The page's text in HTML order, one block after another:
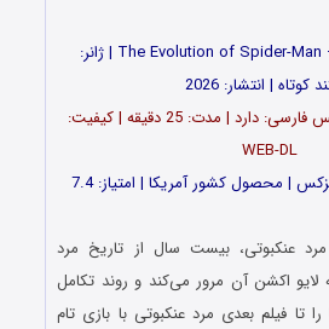
– The Evolution of Spider-Man | ژانر:
کوتاه | انتشار: 2026
زبان: انگلیسی | زیرنویس فارسی: دارد | مدت: 25 دقیقه | کیفیت:
WEB-DL
| محصول کشور آمریکا | امتیاز: 7.4
عنکبوتی، بیست سال از تاریخ مرد
اکشن آن مرور می‌کند و روند تکامل
تا فیلم بعدی مرد عنکبوتی با بازی تام